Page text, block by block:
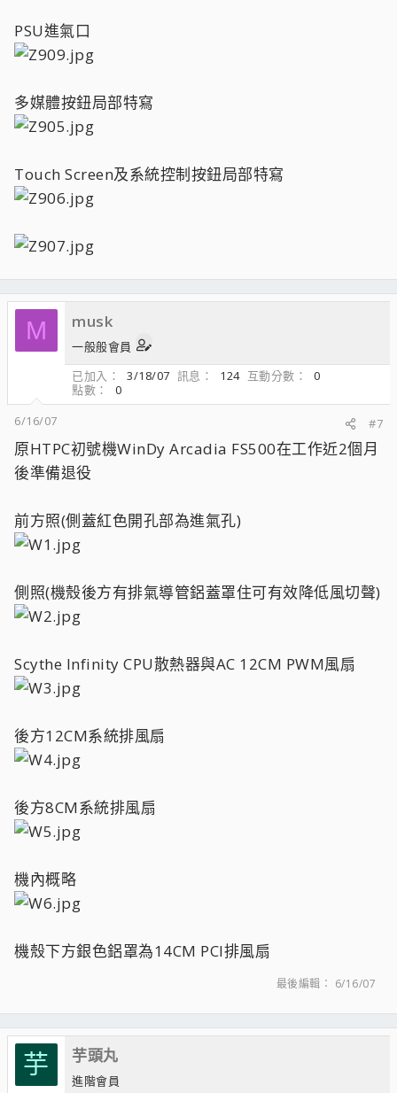
PSU進氣口
多媒體按鈕局部特寫
Touch Screen及系統控制按鈕局部特寫
M musk
一般般會員
已加入
3/18/07 訊息 124 互動分數
0
點數
0
6/16/07
#7
原HTPC初號機WinDy Arcadia FS500在工作近2個月
後準備退役
前方照(側蓋紅色開孔部為進氣孔)
側照(機殼後方有排氣導管鋁蓋罩住可有效降低風切聲)
Scythe Infinity CPU散熱器與AC 12CM PWM風扇
後方12CM系統排風扇
後方8CM系統排風扇
機內概略
機殼下方銀色鋁罩為14CM PCI排風扇
最後編輯： 6/16/07
芋 芋頭丸
進階會員